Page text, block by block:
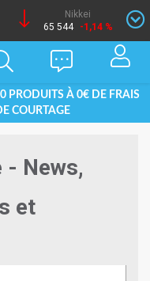
Nikkei
65 544 -1,14 %
PRODUITS À 0€ DE FRAIS
COURTAGE
- News,
et